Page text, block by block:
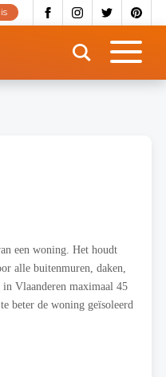
een woning. Het houdt
alle buitenmuren, daken,
Vlaanderen maximaal 45
beter de woning geïsoleerd